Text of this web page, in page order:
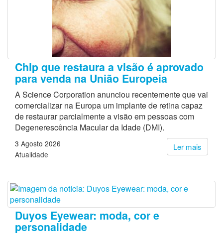
Chip que restaura a visão é aprovado
para venda na União Europeia
A Science Corporation anunciou recentemente que vai
comercializar na Europa um implante de retina capaz
de restaurar parcialmente a visão em pessoas com
Degenerescência Macular da Idade (DMI).
Ler mais
3 Agosto 2026
Atualidade
Duyos Eyewear: moda, cor e
personalidade